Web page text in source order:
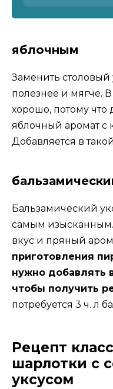
яблочным
Заменить
полезнее и мягче.
хорошо, потому что
яблочный аромат с
Добавляется в
Бальзамический
самым
вкус и пряный
приготовления
нужно добавлять
чтобы получить
потребуется 3 ч. л
Рецепт
шарлотки с
уксусом